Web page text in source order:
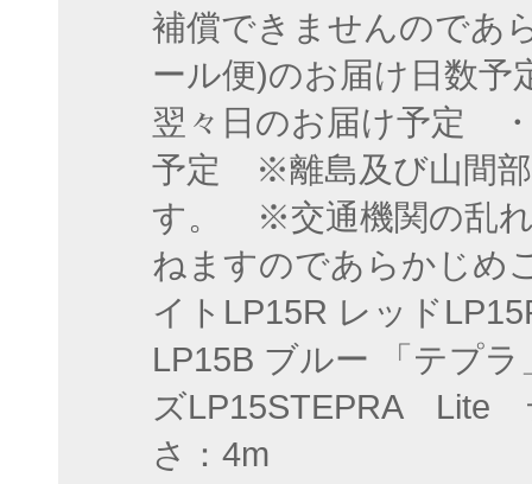
補償できませんのであ
ール便)のお届け日数
翌々日のお届け予定
予定 ※離島及び山間部
す。 ※交通機関の乱れ
ねますのであらかじめ
イトLP15R レッド
LP15B ブルー 「テプ
ズLP15STEPRA Lite
さ：4m